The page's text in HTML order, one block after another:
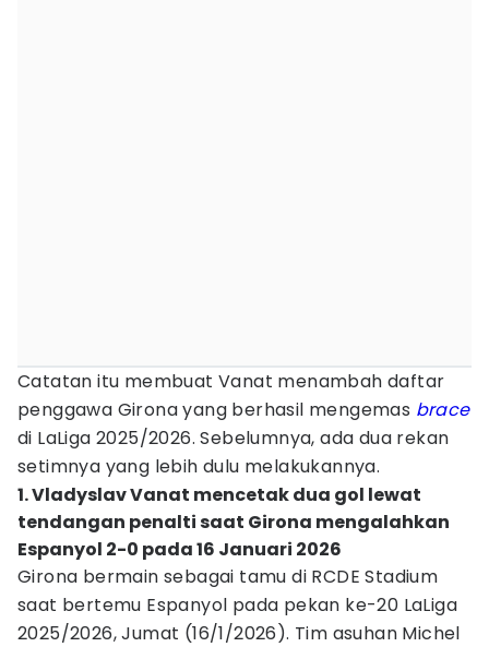
Catatan itu membuat Vanat menambah daftar
penggawa Girona yang berhasil mengemas brace
di LaLiga 2025/2026. Sebelumnya, ada dua rekan
setimnya yang lebih dulu melakukannya.
1. Vladyslav Vanat mencetak dua gol lewat
tendangan penalti saat Girona mengalahkan
Espanyol 2-0 pada 16 Januari 2026
Girona bermain sebagai tamu di RCDE Stadium
saat bertemu Espanyol pada pekan ke-20 LaLiga
2025/2026, Jumat (16/1/2026). Tim asuhan Michel